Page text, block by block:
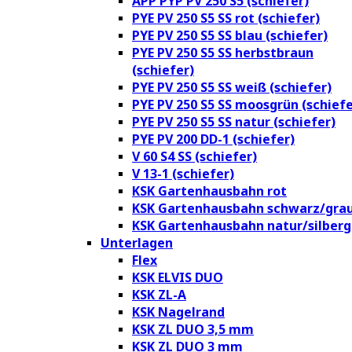
PYE PV 250 S5 SS rot (schiefer)
PYE PV 250 S5 SS blau (schiefer)
PYE PV 250 S5 SS herbstbraun
(schiefer)
PYE PV 250 S5 SS weiß (schiefer)
PYE PV 250 S5 SS moosgrün
PYE PV 250 S5 SS natur (schiefer)
PYE PV 200 DD-1 (schiefer)
V 60 S4 SS (schiefer)
V 13-1 (schiefer)
KSK Gartenhausbahn rot
KSK Gartenhausbahn schwarz/
KSK Gartenhausbahn natur/
Unterlagen
Flex
KSK ELVIS DUO
KSK ZL-A
KSK Nagelrand
KSK ZL DUO 3,5 mm
KSK ZL DUO 3 mm